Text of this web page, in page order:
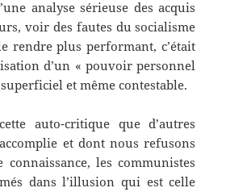
analyse sérieuse des acquis
voir des fautes du socialisme
rendre plus performant, c’était
d’un « pouvoir personnel
et même contestable.
auto-critique que d’autres
et dont nous refusons
connaissance, les communistes
dans l’illusion qui est celle